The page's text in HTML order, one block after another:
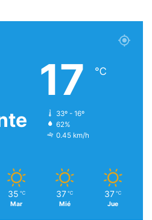
17 ℃
33º - 16º
62%
0.45 km/h
35 ℃
Mar
37 ℃
Mié
37 ℃
Jue